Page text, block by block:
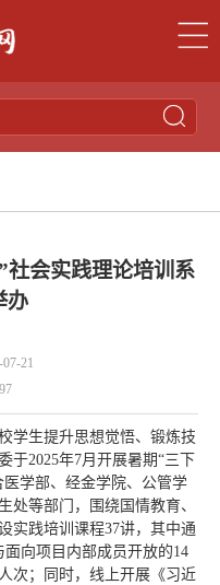
社会实践理论培训系
办
21
学生提升思想觉悟、锻炼技
于2025年7月开展暑期“三下
学部、经金学院、公管学
处等部门，围绕国情教育、
实践培训课程37讲，其中通
向项目内部成员开放的14
次；同时，线上开展《习近